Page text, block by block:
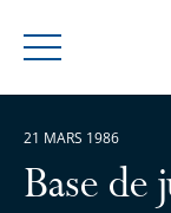
Menu
Base de
21 MARS 1986